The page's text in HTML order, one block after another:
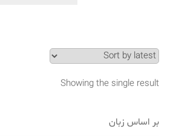
Showing the single result
بر اساس زبان